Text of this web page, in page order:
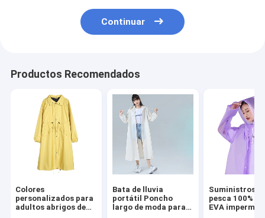
Continuar
Productos Recomendados
Colores
personalizados para
adultos abrigos de
Bata de lluvia
portátil Poncho
largo de moda para
Suministros
pesca 100%
EVA